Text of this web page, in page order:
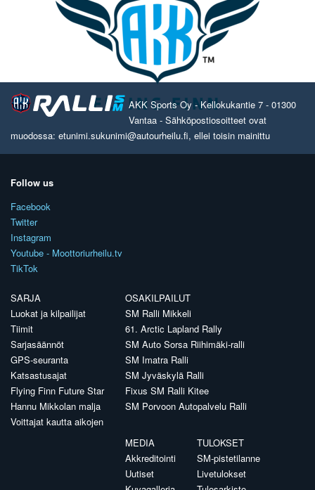
AKK Sports Oy - Kellokukantie 7 - 01300
Vantaa - Sähköpostiosoitteet ovat
muodossa: etunimi.sukunimi@autourheilu.fi, ellei toisin mainittu
Follow us
Facebook
Twitter
Instagram
Youtube - Moottoriurheilu.tv
TikTok
SARJA
Luokat ja kilpailijat
Tiimit
Sarjasäännöt
GPS-seuranta
Katsastusajat
Flying Finn Future Star
Hannu Mikkolan malja
Voittajat kautta aikojen
OSAKILPAILUT
SM Ralli Mikkeli
61. Arctic Lapland Rally
SM Auto Sorsa Riihimäki-ralli
SM Imatra Ralli
SM Jyväskylä Ralli
Fixus SM Ralli Kitee
SM Porvoon Autopalvelu Ralli
MEDIA
Akkreditointi
Uutiset
TULOKSET
SM-pistetilanne
Livetulokset